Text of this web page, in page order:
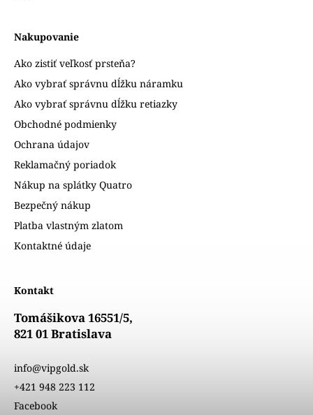
Nakupovanie
Ako zistiť veľkosť prsteňa?
Ako vybrať správnu dĺžku náramku
Ako vybrať správnu dĺžku retiazky
Obchodné podmienky
Ochrana údajov
Reklamačný poriadok
Nákup na splátky Quatro
Bezpečný nákup
Platba vlastným zlatom
Kontaktné údaje
Kontakt
Tomášikova 16551/5,
821 01 Bratislava
info@vipgold.sk
+421 948 223 112
Facebook